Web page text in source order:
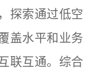
探索通过低空
盖水平和业务
联互通。综合